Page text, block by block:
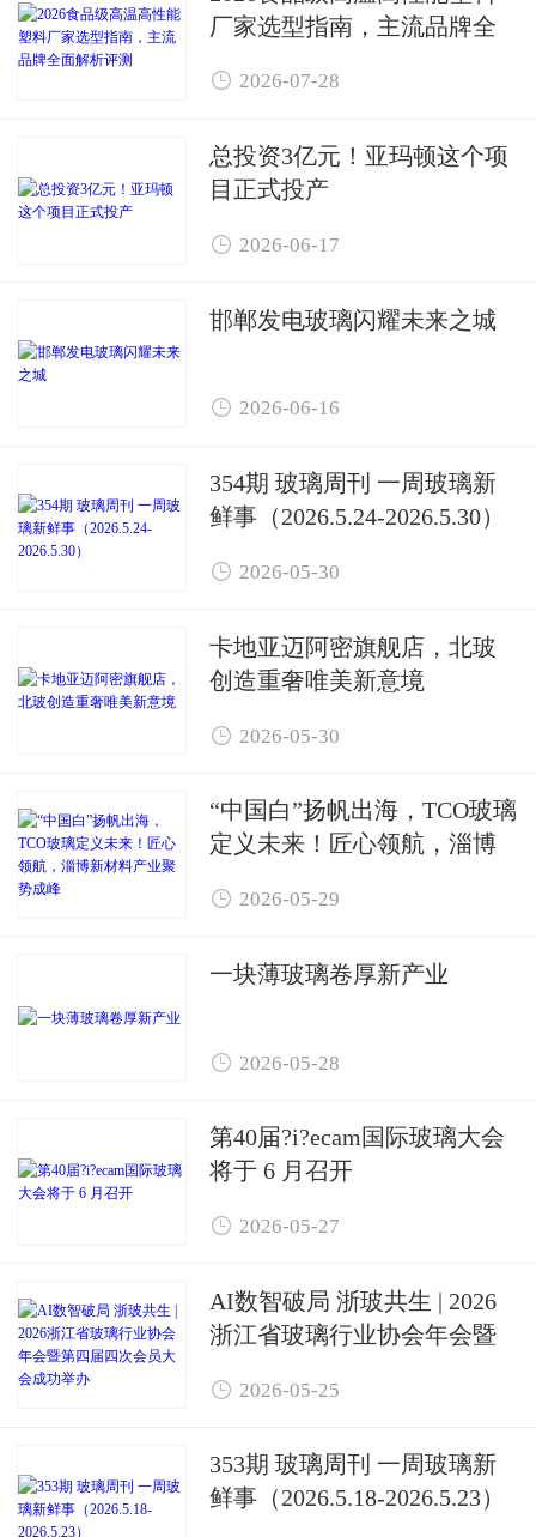
厂家选型指南，主流品牌全
 2026-07-28
总投资3亿元！亚玛顿这个项
目正式投产
 2026-06-17
邯郸发电玻璃闪耀未来之城
 2026-06-16
354期 玻璃周刊 一周玻璃新
鲜事（2026.5.24-2026.5.30）
 2026-05-30
卡地亚迈阿密旗舰店，北玻
创造重奢唯美新意境
 2026-05-30
“中国白”扬帆出海，TCO玻璃
定义未来！匠心领航，淄博
 2026-05-29
一块薄玻璃卷厚新产业
 2026-05-28
第40届?i?ecam国际玻璃大会
将于 6 月召开
 2026-05-27
AI数智破局 浙玻共生 | 2026
浙江省玻璃行业协会年会暨
办
 2026-05-25
353期 玻璃周刊 一周玻璃新
鲜事（2026.5.18-2026.5.23）